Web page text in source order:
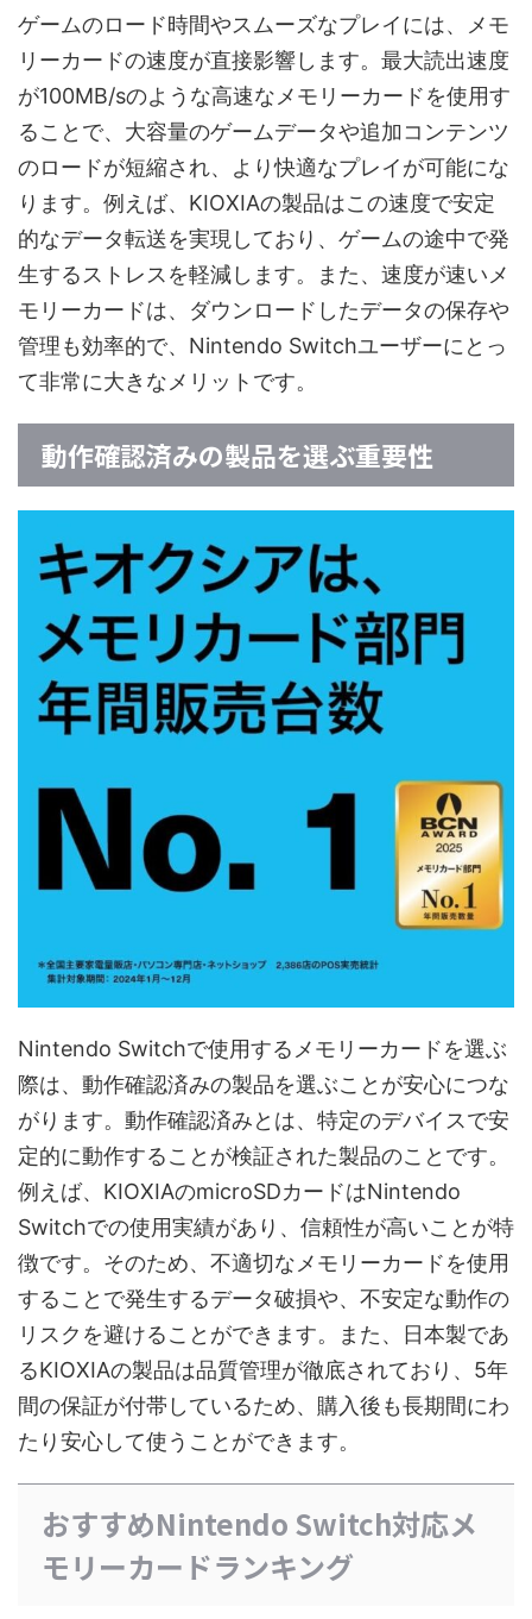
ゲームのロード時間やスムーズなプレイには、メモ
リーカードの速度が直接影響します。最大読出速度
が100MB/sのような高速なメモリーカードを使用す
ることで、大容量のゲームデータや追加コンテンツ
のロードが短縮され、より快適なプレイが可能にな
ります。例えば、KIOXIAの製品はこの速度で安定
的なデータ転送を実現しており、ゲームの途中で発
生するストレスを軽減します。また、速度が速いメ
モリーカードは、ダウンロードしたデータの保存や
管理も効率的で、Nintendo Switchユーザーにとっ
て非常に大きなメリットです。
動作確認済みの製品を選ぶ重要性
Nintendo Switchで使用するメモリーカードを選ぶ
際は、動作確認済みの製品を選ぶことが安心につな
がります。動作確認済みとは、特定のデバイスで安
定的に動作することが検証された製品のことです。
例えば、KIOXIAのmicroSDカードはNintendo
Switchでの使用実績があり、信頼性が高いことが特
徴です。そのため、不適切なメモリーカードを使用
することで発生するデータ破損や、不安定な動作の
リスクを避けることができます。また、日本製であ
るKIOXIAの製品は品質管理が徹底されており、5年
間の保証が付帯しているため、購入後も長期間にわ
たり安心して使うことができます。
おすすめNintendo Switch対応メ
モリーカードランキング